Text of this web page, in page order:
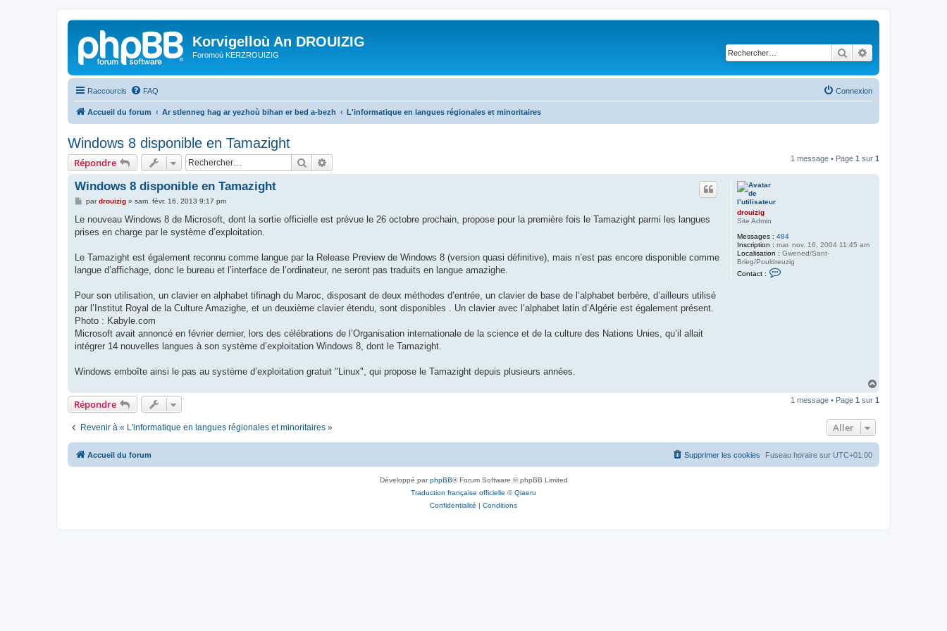
Korvigelloù An DROUIZIG
Foromoù KERZROUIZIG Rechercher
Raccourcis FAQ Connexion
Accueil du forum Ar stlenneg hag ar yezhoù bihan er bed a-bezh L'informatique en langues régionales et minoritaires
Windows 8 disponible en Tamazight
Répondre Rechercher 1 message • Page 1 sur 1
drouizig
Site Admin
Messages : 484
Inscription : mar. nov. 16, 2004 11:45 am
Localisation : Gwened/Sant-
Brieg/Pouldreuzig
Contact :
Windows 8 disponible en Tamazight
M
s
a
pardrouizig» sam. févr. 16, 2013 9:17 pm
Le nouveau Windows 8 de Microsoft, dont la sortie officielle est prévue le 26 octobre prochain, propose pour la première fois le Tamazight parmi les langues
prises en charge par le système d’exploitation.
Le Tamazight est également reconnu comme langue par la Release Preview de Windows 8 (version quasi définitive), mais n’est pas encore disponible comme
langue d’affichage, donc le bureau et l’interface de l’ordinateur, ne seront pas traduits en langue amazighe.
Pour son utilisation, un clavier en alphabet tifinagh du Maroc, disposant de deux méthodes d’entrée, un clavier de base de l’alphabet berbère, d’ailleurs utilisé
par l’Institut Royal de la Culture Amazighe, et un deuxième clavier étendu, sont disponibles . Un clavier avec l’alphabet latin d’Algérie est également présent.
Photo : Kabyle.com
Microsoft avait annoncé en février dernier, lors des célébrations de l’Organisation internationale de la science et de la culture des Nations Unies, qu’il allait
intégrer 14 nouvelles langues à son système d’exploitation Windows 8, dont le Tamazight.
Windows emboîte ainsi le pas au système d’exploitation gratuit "Linux", qui propose le Tamazight depuis plusieurs années.
u
Répondre 1 message • Page 1 sur 1
Revenir à « L'informatique en langues régionales et minoritaires » Aller
Accueil du forum Fuseau horaire sur UTC+01:00
Supprimer les cookies
Développé parphpBB® Forum Software © phpBB Limited
Traduction française officielle ©Qiaeru
Confidentialité | Conditions